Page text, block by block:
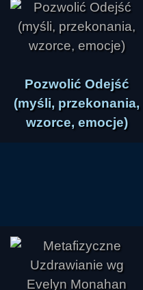
Pozwolić Odejść
(myśli, przekonania,
wzorce, emocje)